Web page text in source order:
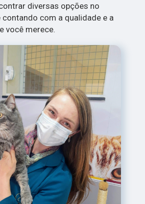
diversas opções no
contando com a qualidade e a
você merece.